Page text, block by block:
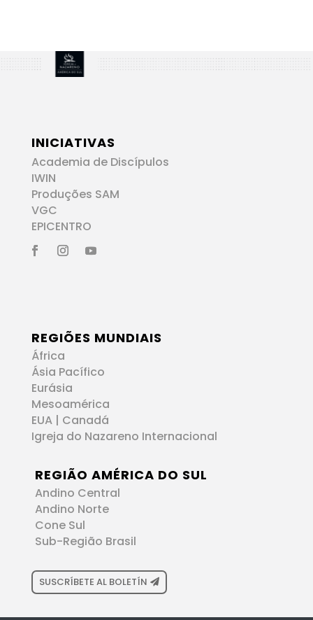
INICIATIVAS
Academia de Discípulos
IWIN
Produções SAM
VGC
EPICENTRO
REGIÕES MUNDIAIS
África
Ásia Pacífico
Eurásia
Mesoamérica
EUA | Canadá
Igreja do Nazareno Internacional
REGIÃO AMÉRICA DO SUL
Andino Central
Andino Norte
Cone Sul
Sub-Região Brasil
SUSCRÍBETE AL BOLETÍN